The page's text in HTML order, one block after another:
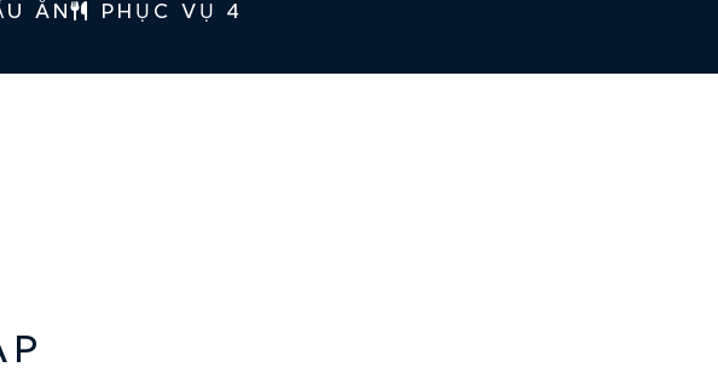
ĂN PHỤC VỤ 4